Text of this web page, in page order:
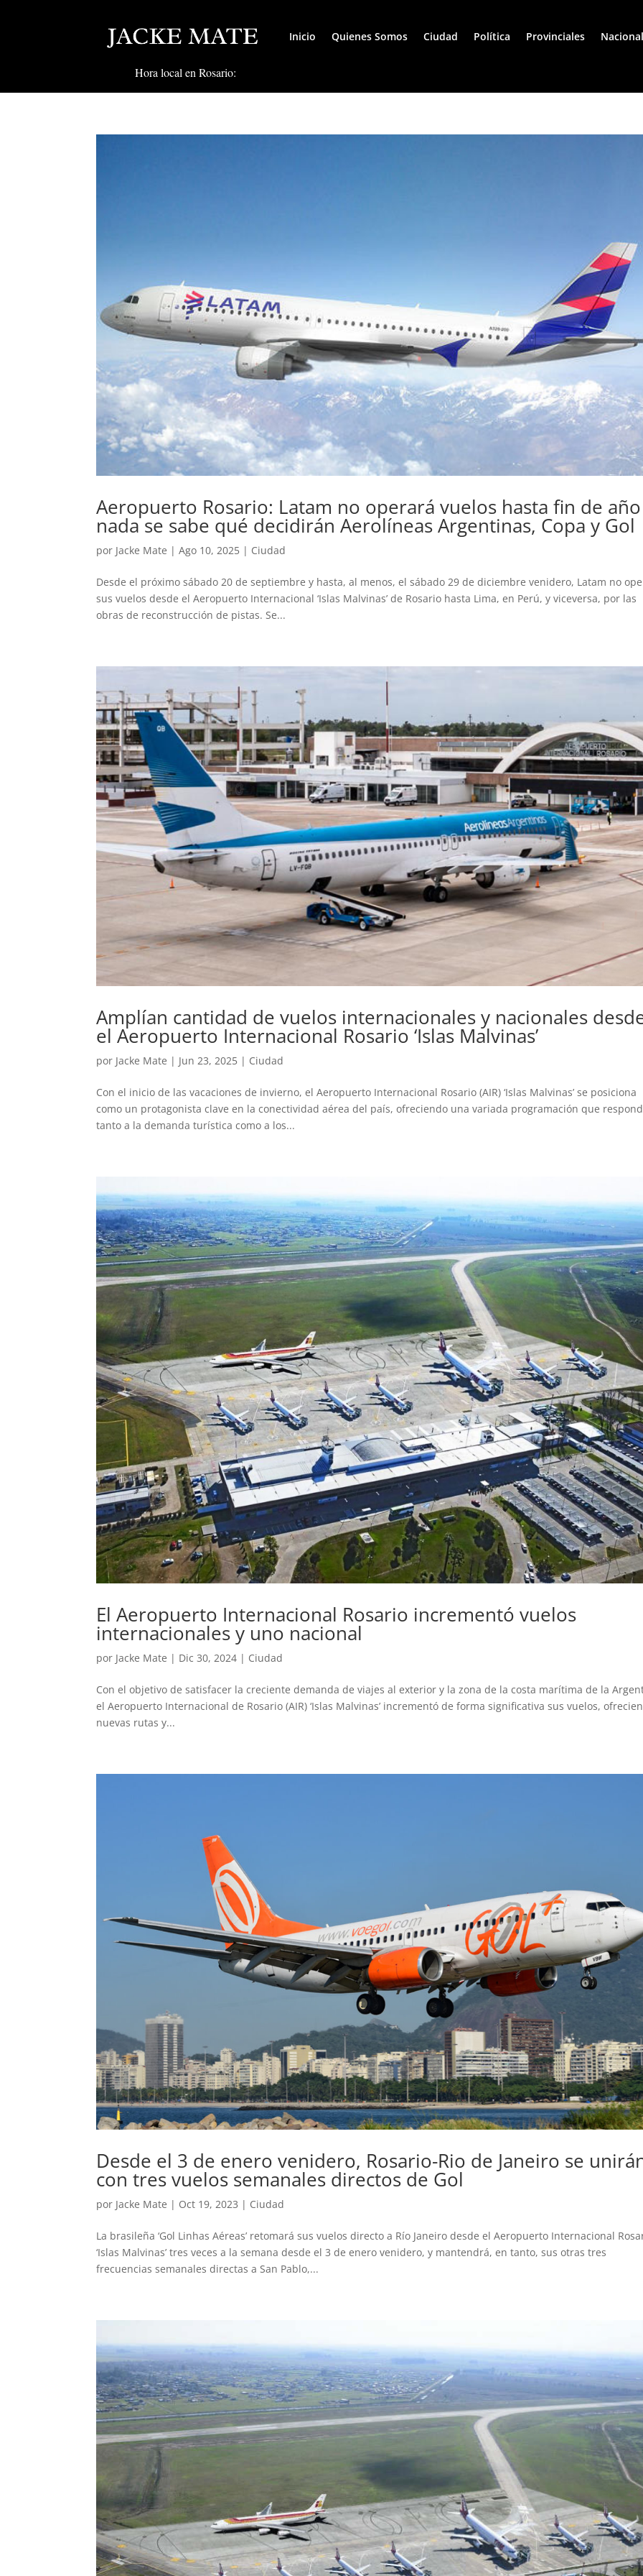
Inicio Quienes Somos Ciudad Política Provinciales
Hora local en Rosario:
Aeropuerto Rosario: Latam no operará vuelos hasta fin de
nada se sabe qué decidirán Aerolíneas Argentinas, Copa y Gol
por Jacke Mate |Ago 10, 2025 | Ciudad
Desde el próximo sábado 20 de septiembre y hasta, al menos, el sábado 29 de diciembre venidero, Latam no
sus vuelos desde el Aeropuerto Internacional ‘Islas Malvinas’ de Rosario hasta Lima, en Perú, y viceversa, por las
obras de reconstrucción de pistas. Se...
Amplían cantidad de vuelos internacionales y nacionales
el Aeropuerto Internacional Rosario ‘Islas Malvinas’
por Jacke Mate | Jun 23, 2025 | Ciudad
Con el inicio de las vacaciones de invierno, el Aeropuerto Internacional Rosario (AIR) ‘Islas Malvinas’ se posiciona
como un protagonista clave en la conectividad aérea del país, ofreciendo una variada programación que
tanto a la demanda turística como a los...
El Aeropuerto Internacional Rosario incrementó vuelos
internacionales y uno nacional
por Jacke Mate | Dic 30, 2024 | Ciudad
Con el objetivo de satisfacer la creciente demanda de viajes al exterior y la zona de la costa marítima de la
el Aeropuerto Internacional de Rosario (AIR) ‘Islas Malvinas’ incrementó de forma significativa sus vuelos,
nuevas rutas y...
Desde el 3 de enero venidero, Rosario-Rio de Janeiro se
con tres vuelos semanales directos de Gol
por Jacke Mate | Oct 19, 2023 | Ciudad
La brasileña ‘Gol Linhas Aéreas’ retomará sus vuelos directo a Río Janeiro desde el Aeropuerto Internacional
‘Islas Malvinas’ tres veces a la semana desde el 3 de enero venidero, y mantendrá, en tanto, sus otras tres
frecuencias semanales directas a San Pablo,...